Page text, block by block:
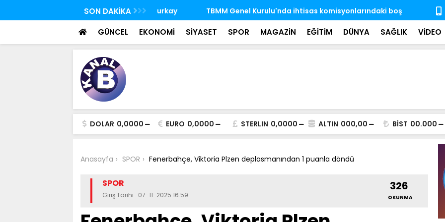
SON DAKİKA
FETÖ'nün suikast timindeki Burkay
TBMM Genel Kurulu'nda ihtisas komisyonlarındaki boş üyeliklere
seçim yapıldı
MSB:
almaya
GÜNCEL EKONOMİ SİYASET SPOR MAGAZİN EĞİTİM DÜNYA SAĞLIK VİDEO
DOLAR 0,0000 EURO 0,0000 STERLIN 0,0000 ALTIN 000,00 BİST 00.000
Anasayfa SPOR Fenerbahçe, Viktoria Plzen deplasmanından 1 puanla döndü
SPOR
Giriş Tarihi : 07-11-2025 16:59
326
OKUNMA